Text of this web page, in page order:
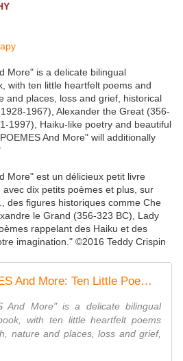
More" is a delicate bilingual
with ten little heartfelt poems and
and places, loss and grief, historical
1967), Alexander the Great (356-
1997), Haiku-like poetry and beautiful
And More" will additionally
More" est un délicieux petit livre
dix petits poèmes et plus, sur
des figures historiques comme Che
le Grand (356-323 BC), Lady
rappelant des Haiku et des
imagination." ©2016 Teddy Crispin
DIX PETITS POEMES And More: Ten Little Poems And More: The Augmented Version
And More" is a delicate bilingual
with ten little heartfelt poems
nature and places, loss and grief,